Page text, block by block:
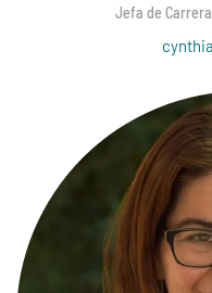
Jefa de